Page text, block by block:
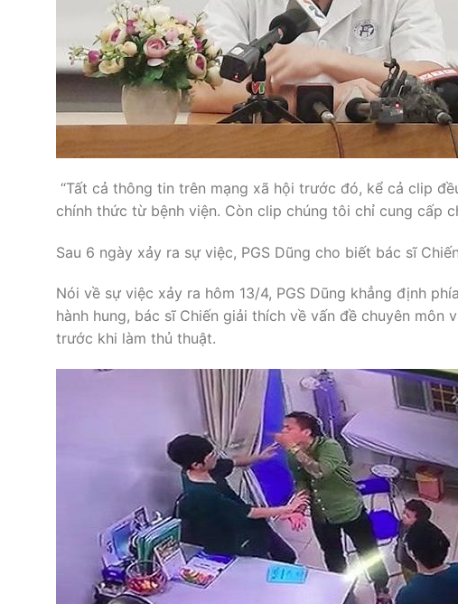
“Tất cả thông tin trên mạng xã hội trước đó, kể cả clip
chính thức từ bệnh viện. Còn clip chúng tôi chỉ cung cấp
Sau 6 ngày xảy ra sự việc, PGS Dũng cho biết bác sĩ
Nói về sự việc xảy ra hôm 13/4, PGS Dũng khẳng định
hành hung, bác sĩ Chiến giải thích về vấn đề chuyên
trước khi làm thủ thuật.